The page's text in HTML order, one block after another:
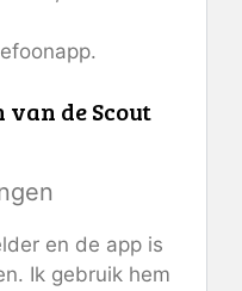
de Scout
en de app is
Ik gebruik hem